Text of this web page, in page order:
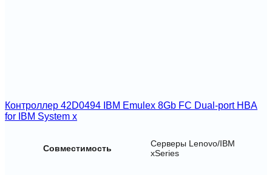
Контроллер 42D0494 IBM Emulex 8Gb FC Dual-port HBA
for IBM System x
Совместимость
Серверы Lenovo/IBM
xSeries